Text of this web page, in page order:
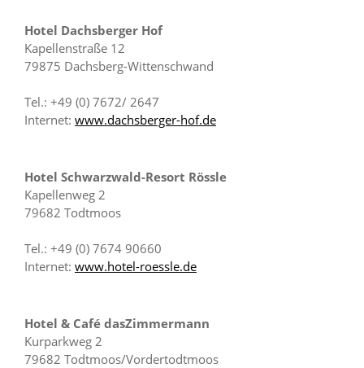
Hotel Dachsberger Hof
Kapellenstraße 12
79875 Dachsberg-Wittenschwand
Tel.: +49 (0) 7672/ 2647
Internet: www.dachsberger-hof.de
Hotel Schwarzwald-Resort Rössle
Kapellenweg 2
79682 Todtmoos
Tel.: +49 (0) 7674 90660
Internet: www.hotel-roessle.de
Hotel & Café dasZimmermann
Kurparkweg 2
79682 Todtmoos/Vordertodtmoos